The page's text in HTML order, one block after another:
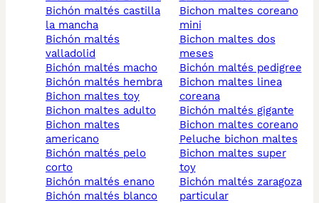
bichón maltés castilla
la mancha
bichón maltés
valladolid
bichón maltés macho
bichón maltés hembra
bichon maltes toy
bichon maltes adulto
bichon maltes
americano
bichón maltés pelo
corto
bichón maltés enano
bichón maltés blanco
bichon maltes coreano
mini
bichon maltes dos
meses
bichón maltés pedigree
bichon maltes linea
coreana
bichón maltés gigante
bichon maltes coreano
peluche bichon maltes
bichon maltes super
toy
bichón maltés zaragoza
particular